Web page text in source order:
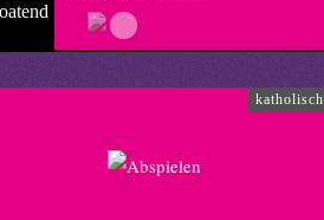
katholisch